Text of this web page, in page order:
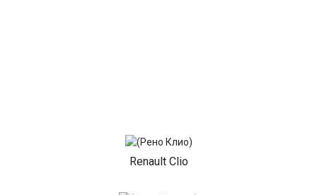
Renault Clio